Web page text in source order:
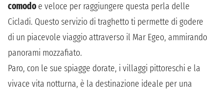
comodo e veloce per raggiungere questa perla delle
Cicladi. Questo servizio di traghetto ti permette di godere
di un piacevole viaggio attraverso il Mar Egeo, ammirando
panorami mozzafiato.
Paro, con le sue spiagge dorate, i villaggi pittoreschi e la
vivace vita notturna, è la destinazione ideale per una